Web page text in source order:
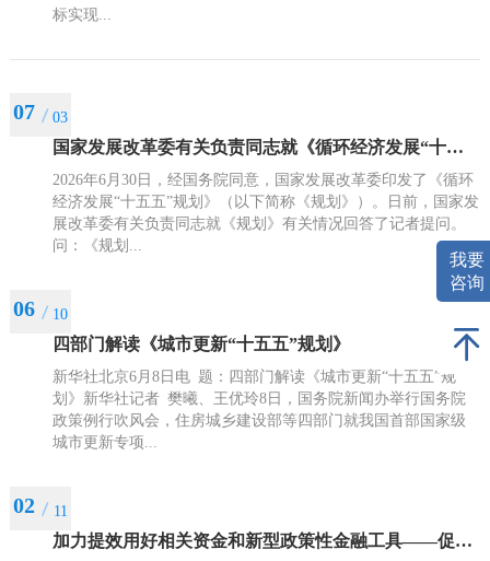
标实现...
07 03
国家发展改革委有关负责同志就《循环经济发展“十五五”规划》答记者问
2026年6月30日，经国务院同意，国家发展改革委印发了《循环
经济发展“十五五”规划》（以下简称《规划》）。日前，国家发
展改革委有关负责同志就《规划》有关情况回答了记者提问。
问：《规划...
06 10
四部门解读《城市更新“十五五”规划》
新华社北京6月8日电 题：四部门解读《城市更新“十五五”规
划》新华社记者 樊曦、王优玲8日，国务院新闻办举行国务院
政策例行吹风会，住房城乡建设部等四部门就我国首部国家级
城市更新专项...
02 11
加力提效用好相关资金和新型政策性金融工具——促进有效投资，更多举措落地
我要
咨询